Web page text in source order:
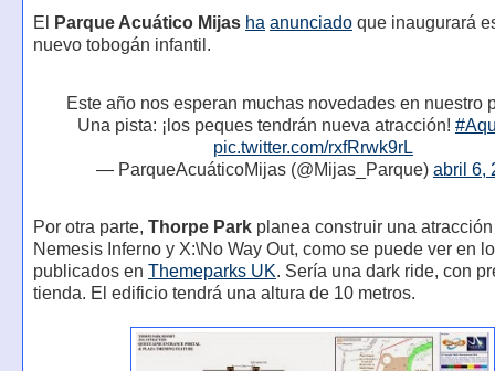
El Parque Acuático Mijas ha anunciadoque inaugurará
nuevo tobogán infantil.
Este año nos esperan muchas novedades en nuestro
Una pista: ¡los peques tendrán nueva atracción!
pic.twitter.com/rxfRrwk9rL
— ParqueAcuáticoMijas (@Mijas_Parque) abril 6,
Por otra parte, Thorpe Parkplanea construir una
Nemesis Inferno y X:\No Way Out, como se puede ver en
publicados en Themeparks UK. Sería una dark ride, con
tienda. El edificio tendrá una altura de 10 metros.